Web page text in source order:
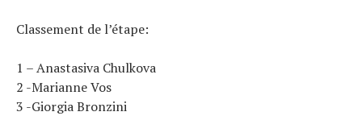
Classement de l’étape:
1 – Anastasiva Chulkova
2 -Marianne Vos
3 -Giorgia Bronzini